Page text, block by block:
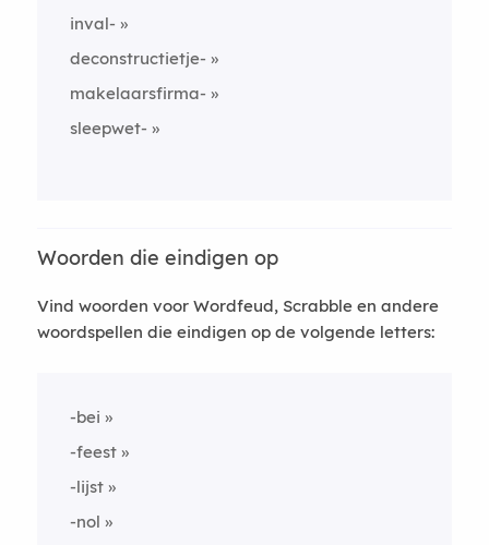
inval-
deconstructietje-
makelaarsfirma-
sleepwet-
Woorden die eindigen op
Vind woorden voor Wordfeud, Scrabble en andere
woordspellen die eindigen op de volgende letters:
-bei
-feest
-lijst
-nol